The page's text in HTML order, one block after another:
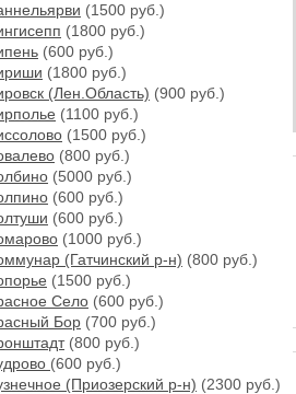
(1500 руб.)
(1800 руб.)
(600 руб.)
(1800 руб.)
(Лен.Область) (900 руб.)
(1100 руб.)
(1500 руб.)
(800 руб.)
(5000 руб.)
(600 руб.)
(600 руб.)
(1000 руб.)
(Гатчинский р-н) (800 руб.)
(1500 руб.)
Село (600 руб.)
Бор (700 руб.)
(800 руб.)
(600 руб.)
(Приозерский р-н) (2300 руб.)